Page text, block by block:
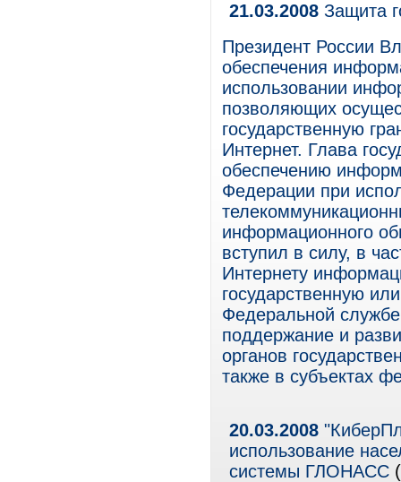
21.03.2008 Защита
Президент России
обеспечения
использовании
позволяющих
государственную
Интернет. Глава
обеспечению
Федерации при
информационного
вступил в силу, в
Интернету
государственную
Федеральной
поддержание и
органов
также в субъектах
20.03.2008
использование
системы ГЛОНАСС